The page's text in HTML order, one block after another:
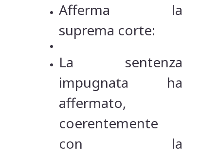
Afferma la
suprema corte:
La sentenza
impugnata ha
affermato,
coerentemente
con la